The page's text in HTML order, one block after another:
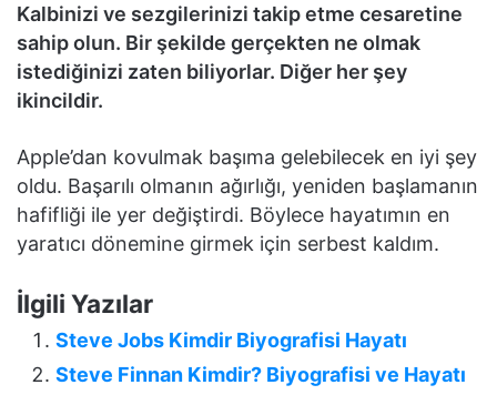
Kalbinizi ve sezgilerinizi takip etme cesaretine
sahip olun. Bir şekilde gerçekten ne olmak
istediğinizi zaten biliyorlar. Diğer her şey
ikincildir.
Apple’dan kovulmak başıma gelebilecek en iyi şey
oldu. Başarılı olmanın ağırlığı, yeniden başlamanın
hafifliği ile yer değiştirdi. Böylece hayatımın en
yaratıcı dönemine girmek için serbest kaldım.
İlgili Yazılar
Steve Jobs Kimdir Biyografisi Hayatı
Steve Finnan Kimdir? Biyografisi ve Hayatı